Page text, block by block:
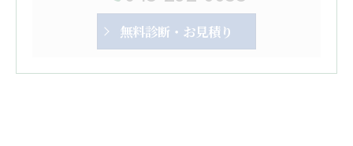
無料診断・お見積り